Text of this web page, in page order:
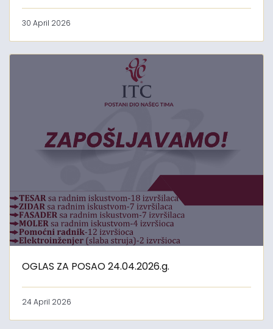
30 April 2026
OGLAS ZA POSAO 24.04.2026.g.
24 April 2026